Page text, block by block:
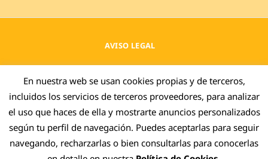
AVISO LEGAL
COOKIES
CANAL DENUNCIAS
EXTERNO
En nuestra web se usan cookies propias y de terceros,
incluidos los servicios de terceros proveedores, para analizar
el uso que haces de ella y mostrarte anuncios personalizados
según tu perfil de navegación. Puedes aceptarlas para seguir
navegando, recharzarlas o bien consultarlas para conocerlas